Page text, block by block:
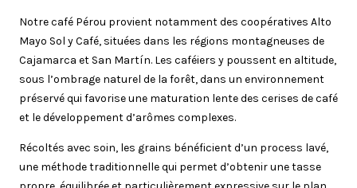
Notre café Pérou provient notamment des coopératives Alto
Mayo Sol y Café, situées dans les régions montagneuses de
Cajamarca et San Martín. Les caféiers y poussent en altitude,
sous l’ombrage naturel de la forêt, dans un environnement
préservé qui favorise une maturation lente des cerises de café
et le développement d’arômes complexes.
Récoltés avec soin, les grains bénéficient d’un process lavé,
une méthode traditionnelle qui permet d’obtenir une tasse